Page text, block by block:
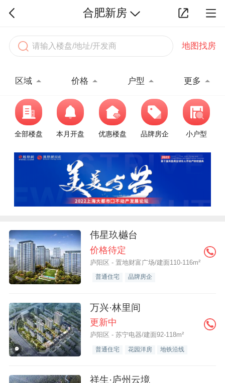
合肥新房
地图找房
区域 价格 户型 更多
全部楼盘 本月开盘 优惠楼盘 品牌房企 小户型
伟星玖樾台
价格待定
庐阳区 - 置地财富广场/建面110-116m²
普通住宅 品牌房企
万兴·林里间
更新中
庐阳区 - 苏宁电器/建面92-118m²
普通住宅 花园洋房 地铁沿线
祥生·庐州云境